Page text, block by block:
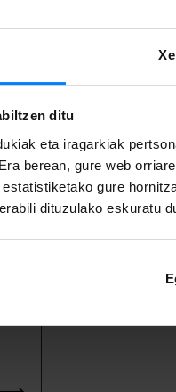
ditu
eta iragarkiak
berean, gure web
gure
dituzulako eskuratu
AT!
eta
(2026)